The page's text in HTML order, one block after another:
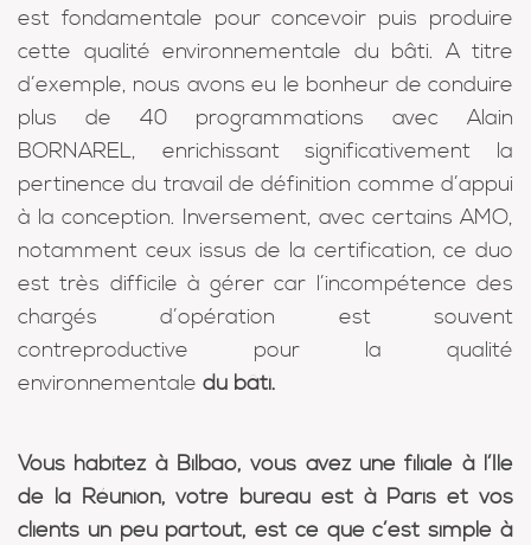
est fondamentale pour concevoir puis produire
cette qualité environnementale du bâti. A titre
d’exemple, nous avons eu le bonheur de conduire
plus de 40 programmations avec Alain
BORNAREL, enrichissant significativement la
pertinence du travail de définition comme d’appui
à la conception. Inversement, avec certains AMO,
notamment ceux issus de la certification, ce duo
est très difficile à gérer car l’incompétence des
chargés d’opération est souvent
contreproductive pour la qualité
environnementale du bâti.
Vous habitez à Bilbao, vous avez une filiale à l’Ile
de la Réunion, votre bureau est à Paris et vos
clients un peu partout, est ce que c’est simple à